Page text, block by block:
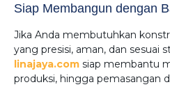
Siap Membangun dengan
Jika Anda membutuhkan
yang presisi, aman, dan sesuai
linajaya.com siap membantu
produksi, hingga pemasangan